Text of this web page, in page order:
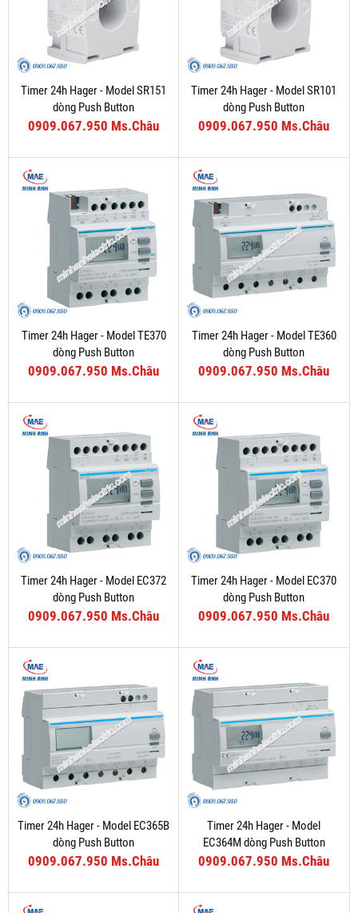
Timer 24h Hager - Model SR151
dòng Push Button
0909.067.950 Ms.Châu
Timer 24h Hager - Model SR101
dòng Push Button
0909.067.950 Ms.Châu
Timer 24h Hager - Model TE370
dòng Push Button
0909.067.950 Ms.Châu
Timer 24h Hager - Model TE360
dòng Push Button
0909.067.950 Ms.Châu
Timer 24h Hager - Model EC372
dòng Push Button
0909.067.950 Ms.Châu
Timer 24h Hager - Model EC370
dòng Push Button
0909.067.950 Ms.Châu
Timer 24h Hager - Model EC365B
dòng Push Button
0909.067.950 Ms.Châu
Timer 24h Hager - Model
EC364M dòng Push Button
0909.067.950 Ms.Châu